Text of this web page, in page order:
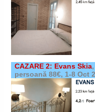
CAZARE 2: Evans Skia,
persoană 88€, 1-8 Oct